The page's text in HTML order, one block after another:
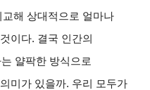
해 상대적으로 얼마나
이다. 결국 인간의
얄팍한 방식으로
미가 있을까. 우리 모두가